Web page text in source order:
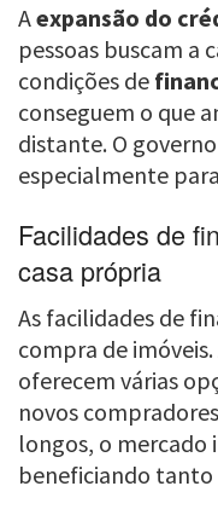
Aexpansão do
pessoas buscam a
condições de
conseguem o que
distante. O
especialmente
Facilidades de
casa própria
As facilidades de
compra de
oferecem várias
novos
longos, o mercado
beneficiando tanto